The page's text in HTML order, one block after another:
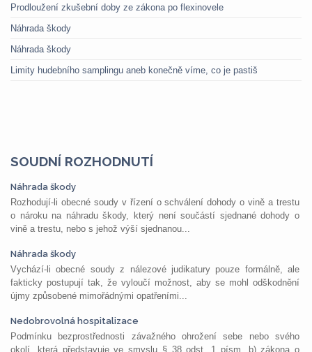
Prodloužení zkušební doby ze zákona po flexinovele
Náhrada škody
Náhrada škody
Limity hudebního samplingu aneb konečně víme, co je pastiš
SOUDNÍ ROZHODNUTÍ
Náhrada škody
Rozhodují-li obecné soudy v řízení o schválení dohody o vině a trestu
o nároku na náhradu škody, který není součástí sjednané dohody o
vině a trestu, nebo s jehož výší sjednanou...
Náhrada škody
Vychází-li obecné soudy z nálezové judikatury pouze formálně, ale
fakticky postupují tak, že vyloučí možnost, aby se mohl odškodnění
újmy způsobené mimořádnými opatřeními...
Nedobrovolná hospitalizace
Podmínku bezprostřednosti závažného ohrožení sebe nebo svého
okolí, která představuje ve smyslu § 38 odst. 1 písm. b) zákona o